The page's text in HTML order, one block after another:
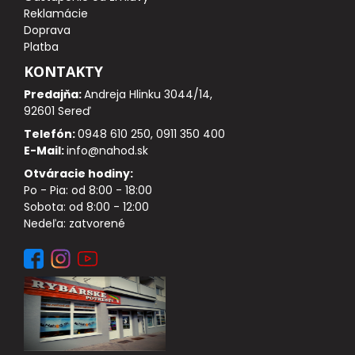
Reklamácie
Doprava
Platba
KONTAKTY
Predajňa:Andreja Hlinku 3044/14,
92601 Sereď
Telefón:0948 610 250, 0911 350 400
E-Mail:info@nahod.sk
Otváracie hodiny:
Po - Pia: od 8:00 - 18:00
Sobota: od 8:00 - 12:00
Nedeľa: zatvorené
IHLY, VRTÁČIKY, DOŤAHOVAČE UZLOV
KRMÍTKA, OLOVÁ, ZÁŤAŽE
NOŽNICE A KLIEŠTE
TRNE, KRÚŽKY, CRIMPY
PVA PROGRAM
Doplnky na feeder a plávanú
NOŽE A BRÚSKY
HRKÁLKY